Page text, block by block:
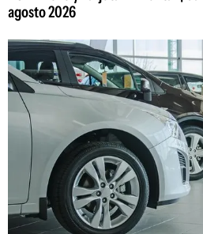
agosto 2026